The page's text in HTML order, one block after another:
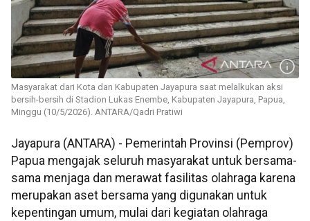
Masyarakat dari Kota dan Kabupaten Jayapura saat melalkukan aksi
bersih-bersih di Stadion Lukas Enembe, Kabupaten Jayapura, Papua,
Minggu (10/5/2026). ANTARA/Qadri Pratiwi
Jayapura (ANTARA) - Pemerintah Provinsi (Pemprov)
Papua mengajak seluruh masyarakat untuk bersama-
sama menjaga dan merawat fasilitas olahraga karena
merupakan aset bersama yang digunakan untuk
kepentingan umum, mulai dari kegiatan olahraga